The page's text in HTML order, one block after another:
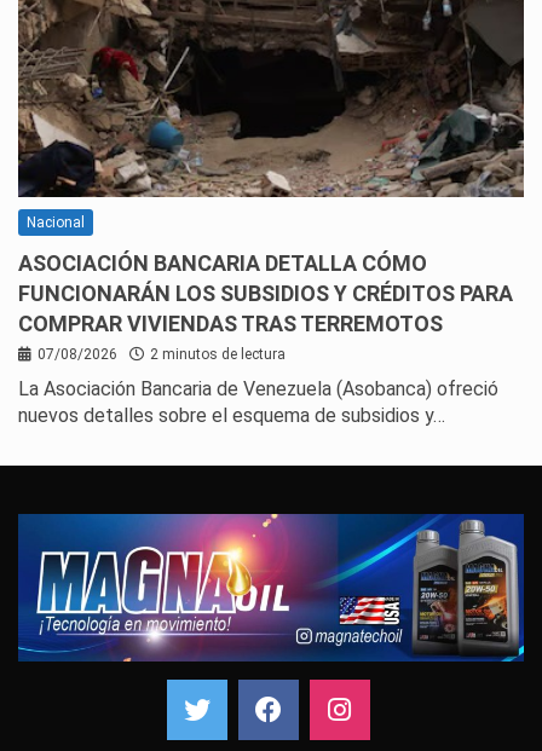
Nacional
ASOCIACIÓN BANCARIA DETALLA CÓMO
FUNCIONARÁN LOS SUBSIDIOS Y CRÉDITOS PARA
COMPRAR VIVIENDAS TRAS TERREMOTOS
07/08/2026 2 minutos de lectura
La Asociación Bancaria de Venezuela (Asobanca) ofreció
nuevos detalles sobre el esquema de subsidios y…